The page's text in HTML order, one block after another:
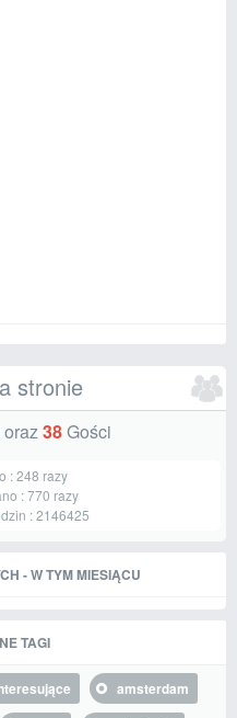
stronie
38Gości
:248 razy
:770 razy
:2146425
- W TYM MIESIĄCU
TAGI
amsterdam